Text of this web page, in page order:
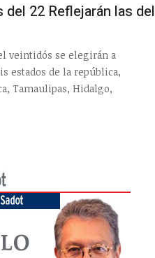
del 22 Reflejarán las del
veintidós se elegirán a
estados de la república,
Tamaulipas, Hidalgo,